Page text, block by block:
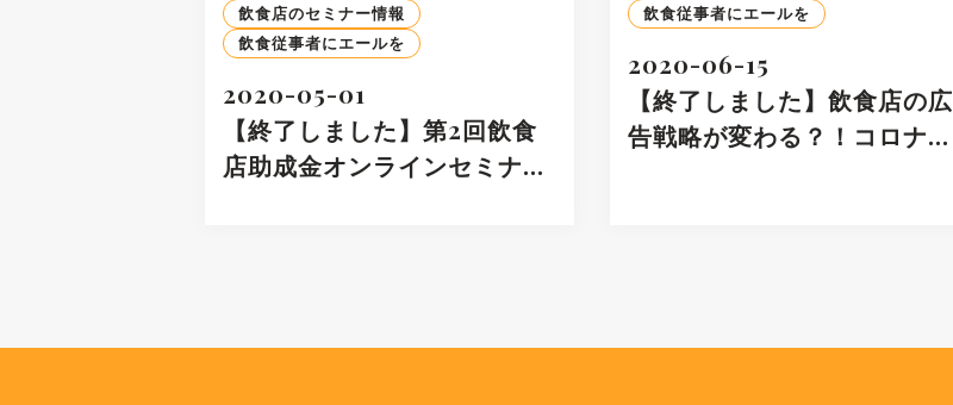
飲食店のセミナー情報
飲食従事者にエールを
2020-05-01
【終了しました】第2回飲食
店助成金オンラインセミナ…
飲食従事者にエールを
2020-06-15
【終了しました】飲食店の広
告戦略が変わる？！コロナ…